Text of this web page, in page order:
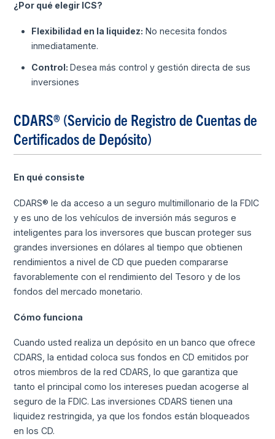
¿Por qué elegir ICS?
Flexibilidad en la liquidez: No necesita fondos
inmediatamente.
Control: Desea más control y gestión directa de sus
inversiones
CDARS® (Servicio de Registro de Cuentas de
Certificados de Depósito)
En qué consiste
CDARS® le da acceso a un seguro multimillonario de la FDIC
y es uno de los vehículos de inversión más seguros e
inteligentes para los inversores que buscan proteger sus
grandes inversiones en dólares al tiempo que obtienen
rendimientos a nivel de CD que pueden compararse
favorablemente con el rendimiento del Tesoro y de los
fondos del mercado monetario.
Cómo funciona
Cuando usted realiza un depósito en un banco que ofrece
CDARS, la entidad coloca sus fondos en CD emitidos por
otros miembros de la red CDARS, lo que garantiza que
tanto el principal como los intereses puedan acogerse al
seguro de la FDIC. Las inversiones CDARS tienen una
liquidez restringida, ya que los fondos están bloqueados
en los CD.